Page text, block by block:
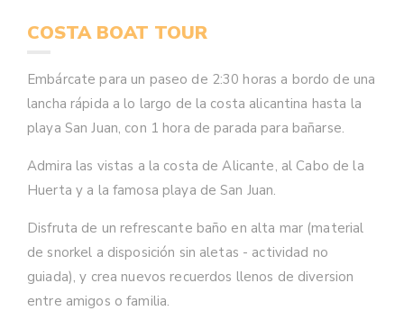
COSTA BOAT TOUR
Embárcate para un paseo de 2:30 horas a bordo de una
lancha rápida a lo largo de la costa alicantina hasta la
playa San Juan, con 1 hora de parada para bañarse.
Admira las vistas a la costa de Alicante, al Cabo de la
Huerta y a la famosa playa de San Juan.
Disfruta de un refrescante baño en alta mar (material
de snorkel a disposición sin aletas - actividad no
guiada), y crea nuevos recuerdos llenos de diversion
entre amigos o familia.